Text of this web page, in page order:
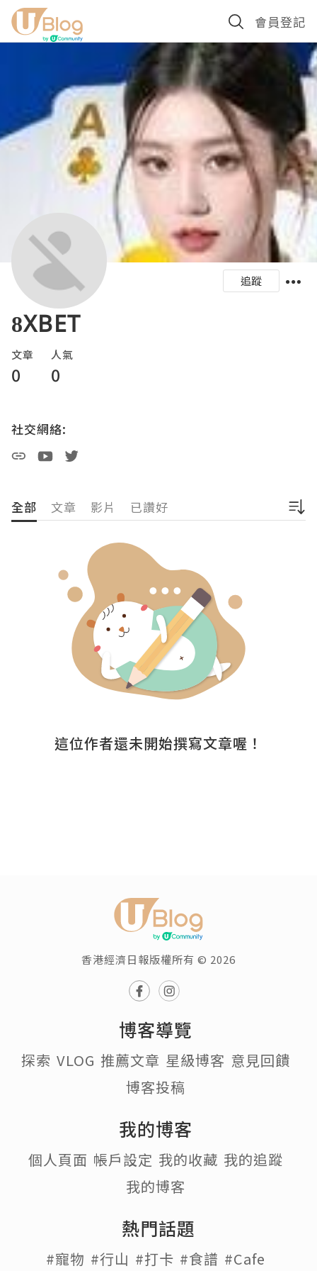
會員登記
追蹤
8XBET
文章
0
人氣
0
社交網絡:
全部 文章 影片 已讚好
這位作者還未開始撰寫文章喔！
香港經濟日報版權所有 © 2026
博客導覽
探索 VLOG 推薦文章 星級博客 意見回饋
博客投稿
我的博客
個人頁面 帳戶設定 我的收藏 我的追蹤
我的博客
熱門話題
#寵物 #行山 #打卡 #食譜 #Cafe